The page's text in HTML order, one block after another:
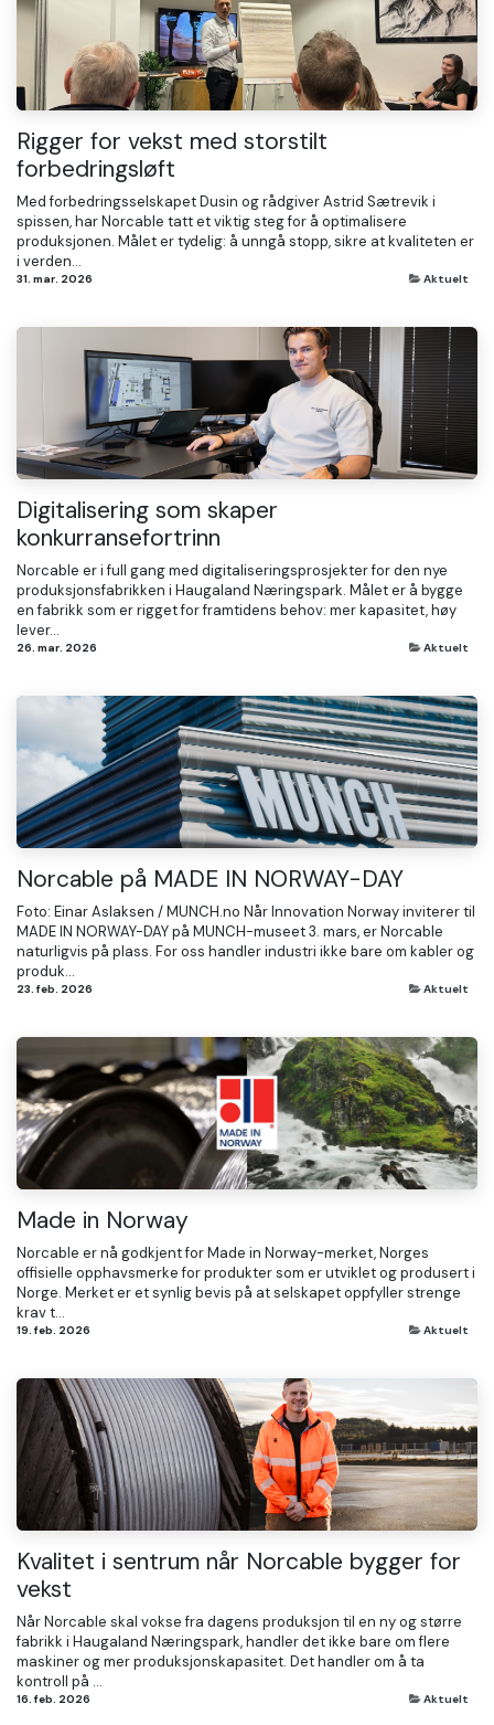
Rigger for vekst med storstilt
forbedringsløft
Med forbedringsselskapet Dusin og rådgiver Astrid Sætrevik i
spissen, har Norcable tatt et viktig steg for å optimalisere
produksjonen. Målet er tydelig: å unngå stopp, sikre at kvaliteten er
i verden...
31. mar. 2026 Aktuelt
Digitalisering som skaper
konkurransefortrinn
Norcable er i full gang med digitaliseringsprosjekter for den nye
produksjonsfabrikken i Haugaland Næringspark. Målet er å bygge
en fabrikk som er rigget for framtidens behov: mer kapasitet, høy
lever...
26. mar. 2026 Aktuelt
Norcable på MADE IN NORWAY-DAY
Foto: Einar Aslaksen / MUNCH.no Når Innovation Norway inviterer til
MADE IN NORWAY-DAY på MUNCH-museet 3. mars, er Norcable
naturligvis på plass. For oss handler industri ikke bare om kabler og
produk...
23. feb. 2026 Aktuelt
Made in Norway
Norcable er nå godkjent for Made in Norway-merket, Norges
offisielle opphavsmerke for produkter som er utviklet og produsert i
Norge. Merket er et synlig bevis på at selskapet oppfyller strenge
krav t...
19. feb. 2026 Aktuelt
Kvalitet i sentrum når Norcable bygger for
vekst
Når Norcable skal vokse fra dagens produksjon til en ny og større
fabrikk i Haugaland Næringspark, handler det ikke bare om flere
maskiner og mer produksjonskapasitet. Det handler om å ta
kontroll på ...
16. feb. 2026 Aktuelt